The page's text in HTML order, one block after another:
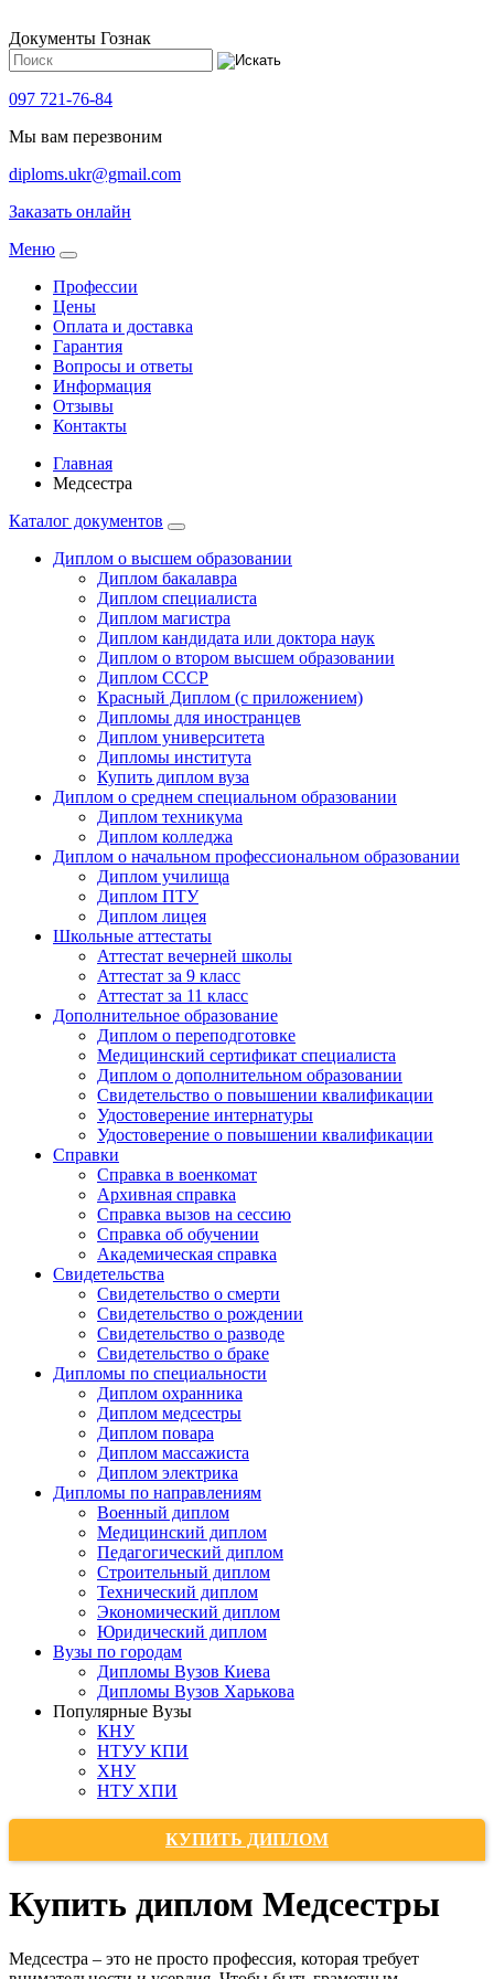
Документы Гознак
097 721-76-84
Мы вам перезвоним
diploms.ukr@gmail.com
Заказать онлайн
Meню
Профессии
Цены
Оплата и доставка
Гарантия
Вопросы и ответы
Информация
Отзывы
Контакты
Главная
Медсестра
Каталог документов
Диплом о высшем образовании
Диплом бакалавра
Диплом специалиста
Диплом магистра
Диплом кандидата или доктора наук
Диплом о втором высшем образовании
Диплом СССР
Красный Диплом (с приложением)
Дипломы для иностранцев
Диплом университета
Дипломы института
Купить диплом вуза
Диплом о среднем специальном образовании
Диплом техникума
Диплом колледжа
Диплом о начальном профессиональном oбразовании
Диплом училища
Диплом ПТУ
Диплом лицея
Школьные аттестаты
Аттестат вечерней школы
Аттестат за 9 класс
Аттестат за 11 класс
Дополнительное образование
Диплом о переподготовке
Медицинский сертификат специалиста
Диплом о дополнительном образовании
Свидетельство о повышении квалификации
Удостоверение интернатуры
Удостоверение о повышении квалификации
Справки
Справка в военкомат
Архивная справка
Справка вызов на сессию
Справка об обучении
Академическая справка
Свидетельства
Свидетельство о смерти
Свидетельство о рождении
Свидетельство о разводе
Свидетельство о браке
Дипломы по специальности
Диплом охранника
Диплом медсестры
Диплом повара
Диплом массажиста
Диплом электрика
Дипломы по направлениям
Военный диплом
Медицинский диплом
Педагогический диплом
Строительный диплом
Технический диплом
Экономический диплом
Юридический диплом
Вузы по городам
Дипломы Вузов Киева
Дипломы Вузов Харькова
Популярные Вузы
КНУ
НТУУ КПИ
ХНУ
НТУ ХПИ
КУПИТЬ ДИПЛОМ
Купить диплом Медсестры
Медсестра – это не просто профессия, которая требует